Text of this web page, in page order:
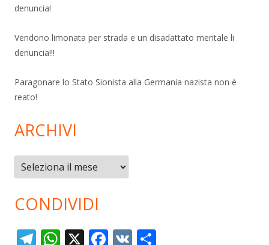
denuncia!
Vendono limonata per strada e un disadattato mentale li
denuncia!!!
Paragonare lo Stato Sionista alla Germania nazista non è
reato!
ARCHIVI
Archivi
CONDIVIDI
T W X F V